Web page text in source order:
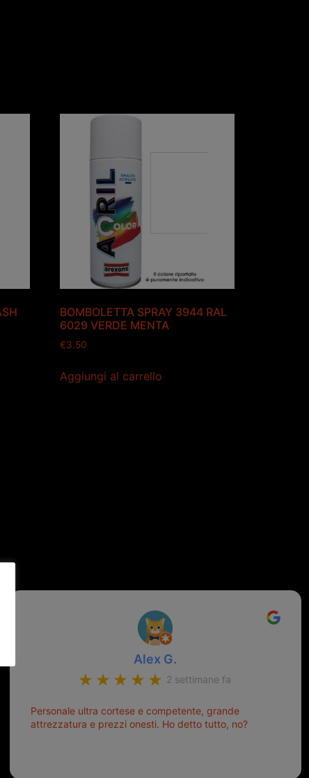
BOMBOLETTA SPRAY 3944 RAL
6029 VERDE MENTA
€3.50
Aggiungi al carrello
Alex G.
2 settimane fa
Personale ultra cortese e competente, grande
attrezzatura e prezzi onesti. Ho detto tutto, no?